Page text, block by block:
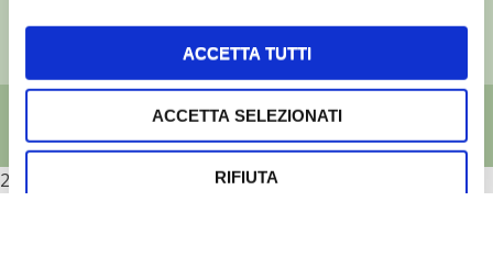
ACCETTA TUTTI
ACCETTA SELEZIONATI
RIFIUTA
Capitale sociale: Euro 510.000,00 i.v.
2026